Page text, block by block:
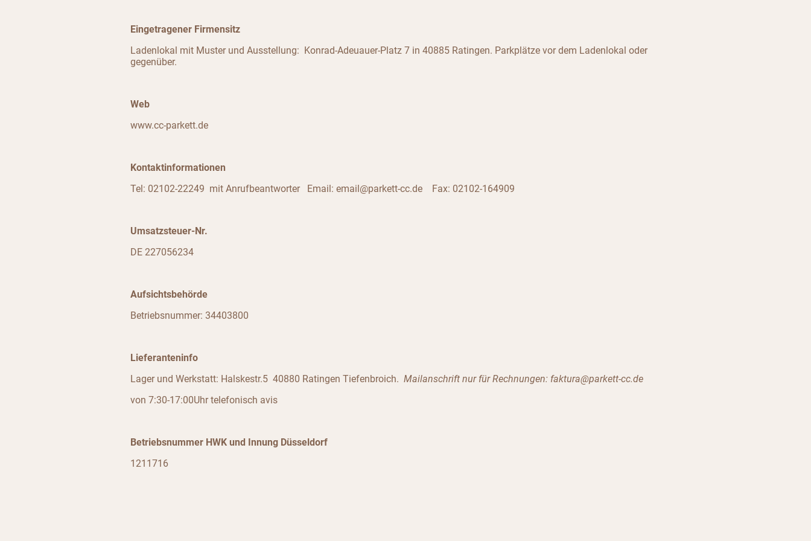
Eingetragener Firmensitz
Ladenlokal mit Muster und Ausstellung: Konrad-Adeuauer-Platz 7 in 40885 Ratingen. Parkplätze vor dem Ladenlokal oder
gegenüber.
Web
www.cc-parkett.de
Kontaktinformationen
Tel: 02102-22249 mit Anrufbeantworter Email: email@parkett-cc.de Fax: 02102-164909
Umsatzsteuer-Nr.
DE 227056234
Aufsichtsbehörde
Betriebsnummer: 34403800
Lieferanteninfo
Lager und Werkstatt: Halskestr.5 40880 Ratingen Tiefenbroich. Mailanschrift nur für Rechnungen: faktura@parkett-cc.de
von 7:30-17:00Uhr telefonisch avis
Betriebsnummer HWK und Innung Düsseldorf
1211716